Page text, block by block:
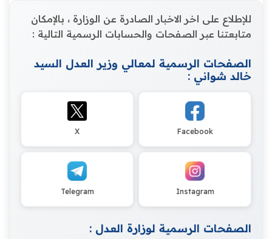
للإطلاع على اخر الاخبار الصادرة عن الوزارة ، بالإمكان
متابعتنا عبر الصفحات والحسابات الرسمية التالية :
الصفحات الرسمية لمعالي وزير العدل السيد
خالد شواني :
Facebook
X
Instagram
Telegram
الصفحات الرسمية لوزارة العدل :